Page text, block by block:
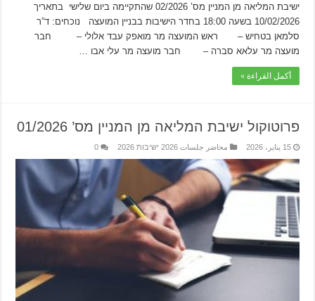
ישיבת המליאה מן המניין מס’ 02/2026 שהתקיימה ביום שלישי בתאריך
10/02/2026 בשעה 18:00 בחדר הישיבות בבניין המועצה נוכחים: ד”ר
סלמאן בטחיש – ראש המועצה מר מואפק עבד אלולי – חבר
מועצה מר עלאא סברה – חבר מועצה מר עלי אבו …
أكمل القراءة »
פרוטוקול ישיבת המליאה מן המניין מס’ 01/2026
15 يناير، 2026 محاضر جلسات 2026 ישיבות 2026 0